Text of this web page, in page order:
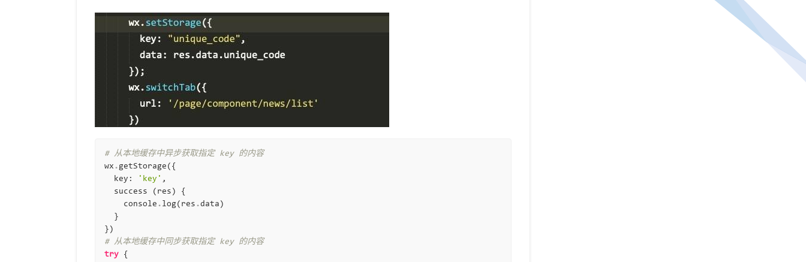
# 从本地缓存中异步获取指定 key 的内容
wx .getStorage ({
key : 'key' ,
success
( res )
{
console . log( res .data )
}
})
# 从本地缓存中同步获取指定 key 的内容
try
{